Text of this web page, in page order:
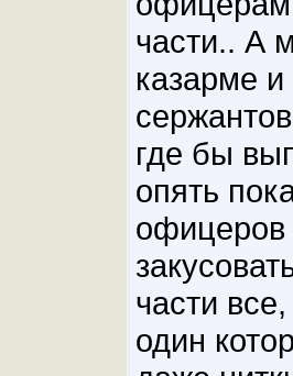
части.. А
казарме
где бы
опять
офицеров
части
один